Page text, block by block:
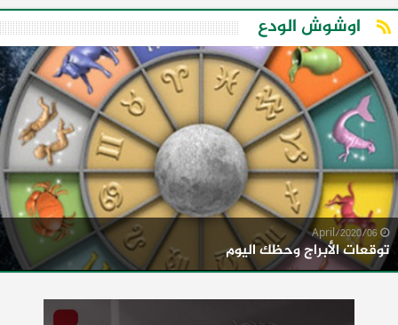
اوشوش الودع
توقعات الأبراج وحظك اليوم